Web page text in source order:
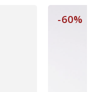
-60%